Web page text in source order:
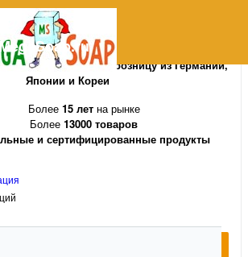
оптом и в розницу из Германии,
Японии и Кореи
Более 15 летна рынке
Более 13000 товаров
и сертифицированные продукты